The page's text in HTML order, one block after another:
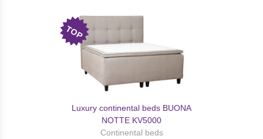
TOP
Luxury continental beds BUONA
NOTTE KV5000
Continental beds